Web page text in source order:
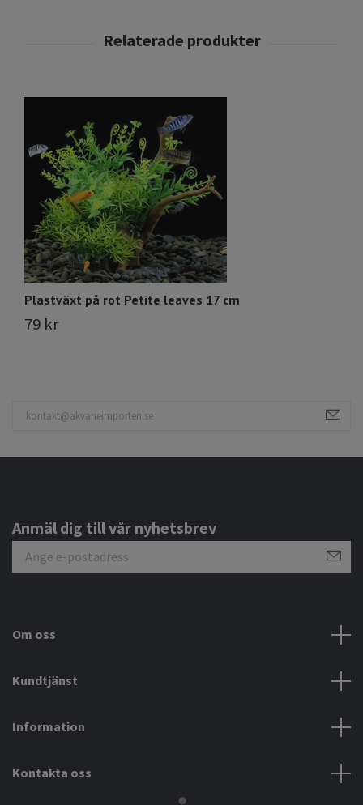
Plastväxt på rot Petite leaves 17 cm
79 kr
Anmäl dig till vår nyhetsbrev
Om oss
Kundtjänst
Information
Kontakta oss